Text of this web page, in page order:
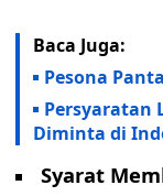
Baca Juga:
Pesona
Persyaratan
Diminta di
Syarat